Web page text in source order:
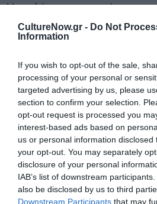
CultureNow.gr - Do Not
Information
If you wish to opt-out of the sale,
processing of your personal or
targeted advertising by us, please
section to confirm your selection.
opt-out request is processed you
interest-based ads based on
us or personal information
your opt-out. You may separately
disclosure of your personal
IAB’s list of downstream
also be disclosed by us to third
Downstream Participants that may
Με τα λόγια της κριτικής
«Το βραβείο καλύτερης ταινίας
ταινία που αγάπησε όλη η
βαθιά σε όλα τα επίπεδα».
Το βραβείο συνοδεύεται από
ευρώ με την ευγενική
Κέντρου Κινηματογράφου.
ΑΡΓΥΡΗ ΑΘΗΝΑ Ειδικό
Silver Athena Award
ΜΑΓΜΑ, της Λίας Τσάλτα |